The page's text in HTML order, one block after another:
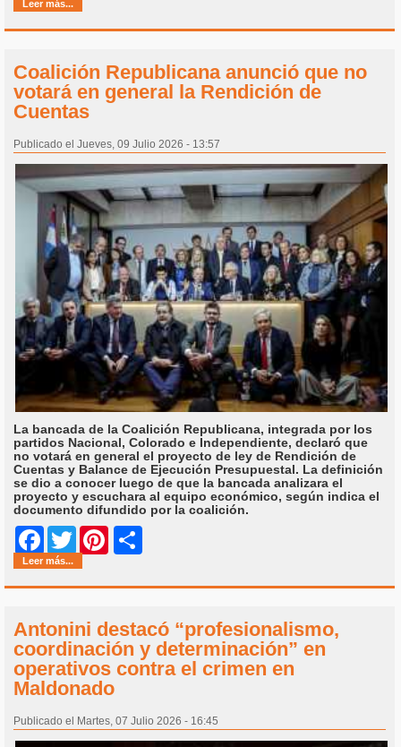
Leer más...
Coalición Republicana anunció que no
votará en general la Rendición de
Cuentas
Publicado el Jueves, 09 Julio 2026 - 13:57
La bancada de la Coalición Republicana, integrada por los
partidos Nacional, Colorado e Independiente, declaró que
no votará en general el proyecto de ley de Rendición de
Cuentas y Balance de Ejecución Presupuestal. La definición
se dio a conocer luego de que la bancada analizara el
proyecto y escuchara al equipo económico, según indica el
documento difundido por la coalición.
Facebook
Twitter Pinterest
Leer más...
Antonini destacó “profesionalismo,
coordinación y determinación” en
operativos contra el crimen en
Maldonado
Publicado el Martes, 07 Julio 2026 - 16:45